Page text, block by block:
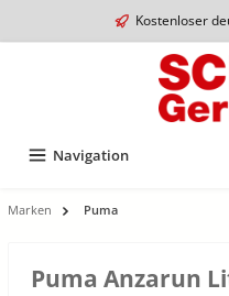
Kostenloser
Navigation
Marken Puma
Puma Anzarun